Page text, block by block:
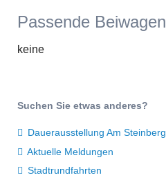
Passende Beiwagen
keine
Suchen Sie etwas anderes?
Dauerausstellung Am Steinberg
Aktuelle Meldungen
Stadtrundfahrten